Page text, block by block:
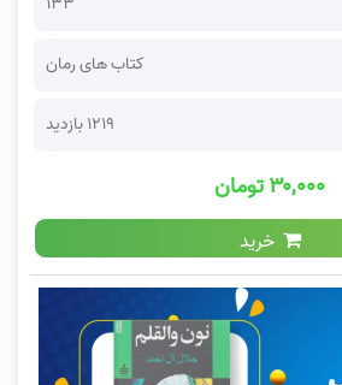
کتاب های رمان
1219 بازدید
۳۰,۰۰۰ تومان
خرید